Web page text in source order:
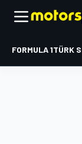
FORMULA 1TÜRK